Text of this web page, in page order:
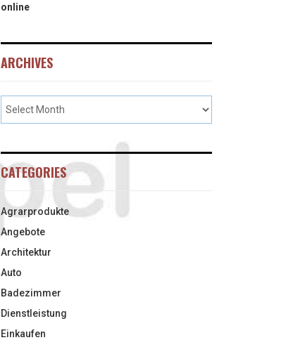
online
ARCHIVES
CATEGORIES
Agrarprodukte
Angebote
Architektur
Auto
Badezimmer
Dienstleistung
Einkaufen